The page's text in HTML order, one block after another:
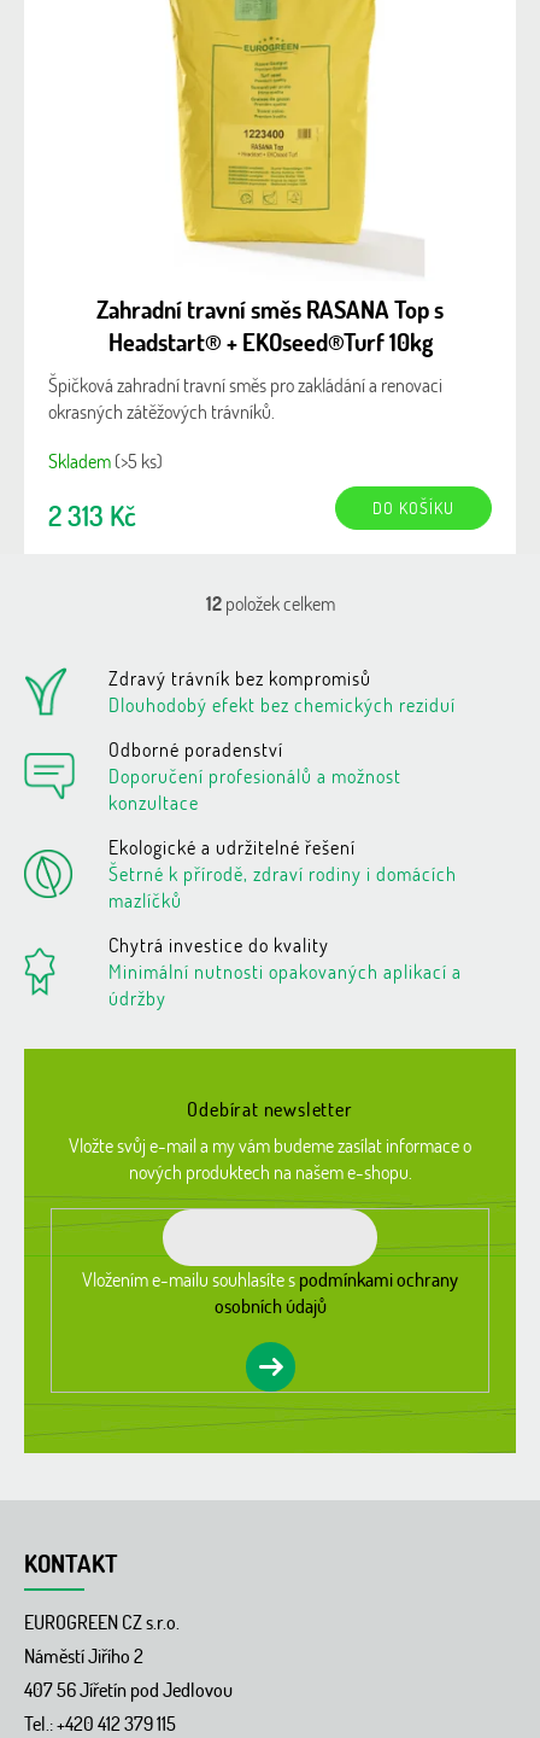
Zahradní travní směs RASANA Top s
Headstart® + EKOseed®Turf 10kg
Špičková zahradní travní směs pro zakládání a renovaci
okrasných zátěžových trávníků.
Skladem(>5 ks)
2 313 Kč DO KOŠÍKU
O
á
d
c
í
v
k
y
ý
p
i
12položek celkem
Zdravý trávník bez kompromisů
Dlouhodobý efekt bez chemických reziduí
Odborné poradenství
Doporučení profesionálů a možnost
konzultace
Ekologické a udržitelné řešení
Šetrné k přírodě, zdraví rodiny i domácích
mazlíčků
Chytrá investice do kvality
Minimální nutnosti opakovaných aplikací a
údržby
Odebírat newsletter
Vložte svůj e-mail a my vám budeme zasílat informace o
nových produktech na našem e-shopu.
Vložením e-mailu souhlasíte spodmínkami ochrany
osobních údajů
KONTAKT
EUROGREEN CZ s.r.o.
Náměstí Jiřího 2
407 56 Jířetín pod Jedlovou
Tel.: +420 412 379 115